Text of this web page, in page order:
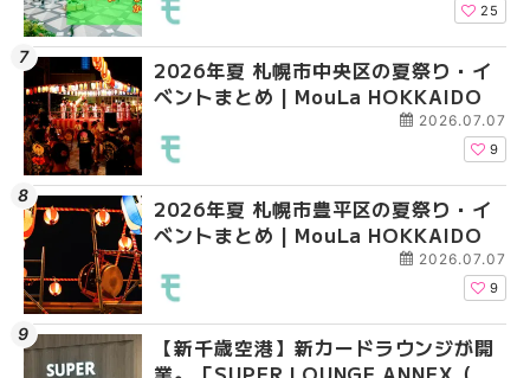
25
2026年夏 札幌市中央区の夏祭り・イ
ベントまとめ | MouLa HOKKAIDO
2026.07.07
9
2026年夏 札幌市豊平区の夏祭り・イ
ベントまとめ | MouLa HOKKAIDO
2026.07.07
9
【新千歳空港】新カードラウンジが開
2026年夏 札幌市清田
ベントまとめ |
2026年夏 札幌市豊平
ベントまとめ |
2026年夏 札幌市中央
札幌の麻辣湯（マーラ
め専門店6選！本場の
新店まで徹底比較 |
【2026年最新】新千
えない絶対に外せない
焼き菓子18選 |
【新千歳空港】新カー